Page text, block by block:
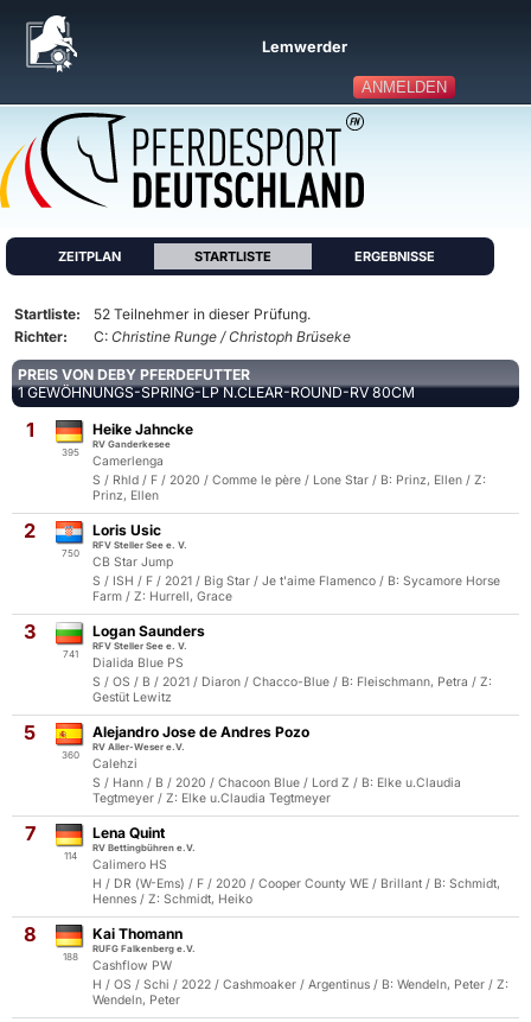
ANMELDEN
Lemwerder
ZEITPLAN STARTLISTE ERGEBNISSE
Startliste:
52 Teilnehmer in dieser Prüfung.
Richter:
C: Christine Runge / Christoph Brüseke
PREIS VON DEBY PFERDEFUTTER
1 GEWÖHNUNGS-SPRING-LP N.CLEAR-ROUND-RV 80CM
1
395
Heike Jahncke
RV Ganderkesee
Camerlenga
S / Rhld / F / 2020 / Comme le père / Lone Star / B: Prinz, Ellen / Z:
Prinz, Ellen
2
750
Loris Usic
RFV Steller See e. V.
CB Star Jump
S / ISH / F / 2021 / Big Star / Je t'aime Flamenco / B: Sycamore Horse
Farm / Z: Hurrell, Grace
3
741
Logan Saunders
RFV Steller See e. V.
Dialida Blue PS
S / OS / B / 2021 / Diaron / Chacco-Blue / B: Fleischmann, Petra / Z:
Gestüt Lewitz
5
360
Alejandro Jose de Andres Pozo
RV Aller-Weser e.V.
Calehzi
S / Hann / B / 2020 / Chacoon Blue / Lord Z / B: Elke u.Claudia
Tegtmeyer / Z: Elke u.Claudia Tegtmeyer
7
114
Lena Quint
RV Bettingbühren e.V.
Calimero HS
H / DR (W-Ems) / F / 2020 / Cooper County WE / Brillant / B: Schmidt,
Hennes / Z: Schmidt, Heiko
8
188
Kai Thomann
RUFG Falkenberg e.V.
Cashflow PW
H / OS / Schi / 2022 / Cashmoaker / Argentinus / B: Wendeln, Peter / Z:
Wendeln, Peter